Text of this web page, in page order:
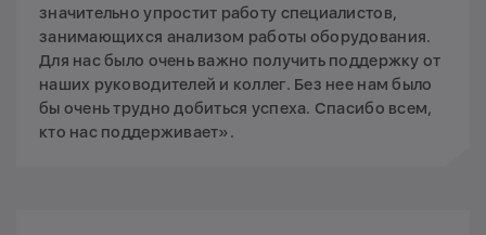
значительно упростит работу специалистов,
занимающихся анализом работы оборудования.
Для нас было очень важно получить поддержку от
наших руководителей и коллег. Без нее нам было
бы очень трудно добиться успеха. Спасибо всем,
кто нас поддерживает».